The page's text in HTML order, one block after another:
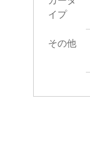
イプ
その他